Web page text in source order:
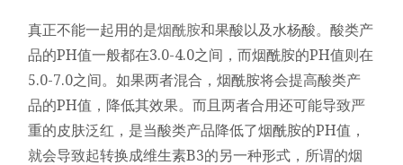
真正不能一起用的是烟酰胺和果酸以及水杨酸。酸类产
品的PH值一般都在3.0-4.0之间，而烟酰胺的PH值则在
5.0-7.0之间。如果两者混合，烟酰胺将会提高酸类产
品的PH值，降低其效果。而且两者合用还可能导致严
重的皮肤泛红，是当酸类产品降低了烟酰胺的PH值，
就会导致起转换成维生素B3的另一种形式，所谓的烟